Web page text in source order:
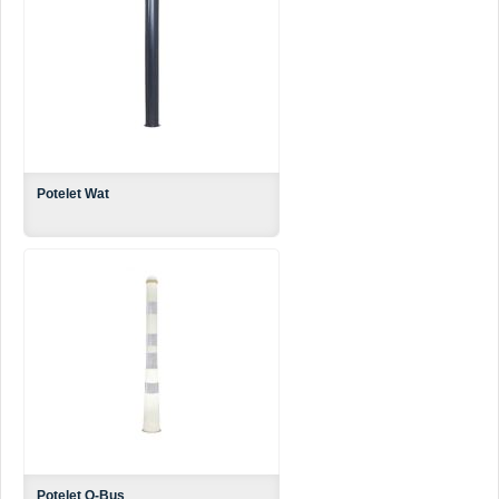
Potelet Wat
Potelet O-Bus